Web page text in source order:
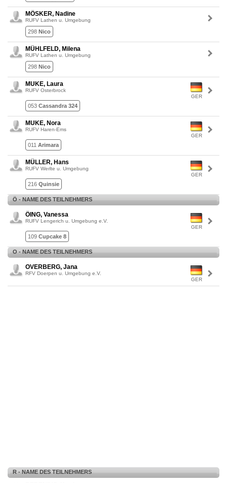
MÖSKER, Nadine
RUFV Lathen u. Umgebung
298 Nico
MÜHLFELD, Milena
RUFV Lathen u. Umgebung
298 Nico
GER
MUKE, Laura
RUFV Osterbrock
053 Cassandra 324
GER
MUKE, Nora
RUFV Haren-Ems
011 Arimara
GER
MÜLLER, Hans
RUFV Werlte u. Umgebung
216 Quinsie
Ö - NAME DES TEILNEHMERS
GER
ÖING, Vanessa
RUFV Lengerich u. Umgebung e.V.
109 Cupcake 8
O - NAME DES TEILNEHMERS
GER
OVERBERG, Jana
RFV Doerpen u. Umgebung e.V.
R - NAME DES TEILNEHMERS